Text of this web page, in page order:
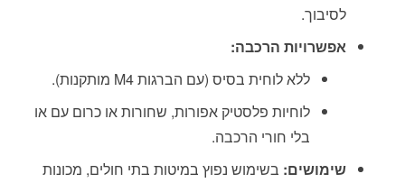
לסיבוך.
אפשרויות הרכבה:
ללא לוחית בסיס (עם הברגות M4 מותקנות).
לוחיות פלסטיק אפורות, שחורות או כרום עם או
בלי חורי הרכבה.
שימושים: בשימוש נפוץ במיטות בתי חולים, מכונות